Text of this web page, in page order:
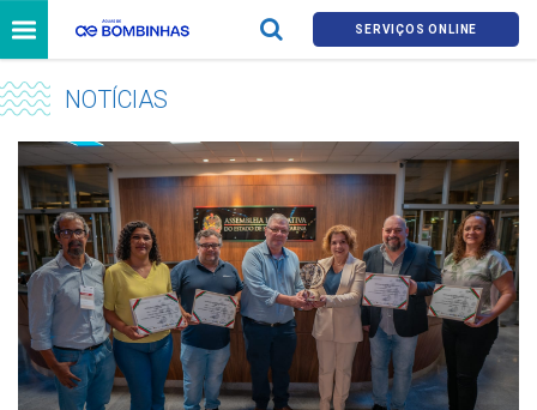
SERVIÇOS ONLINE
NOTÍCIAS